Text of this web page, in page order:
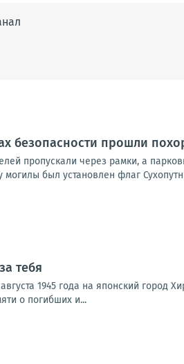
безопасности прошли
пропускали через рамки, а
был установлен флаг
тебя
1945 года на японский город
о погибших и...